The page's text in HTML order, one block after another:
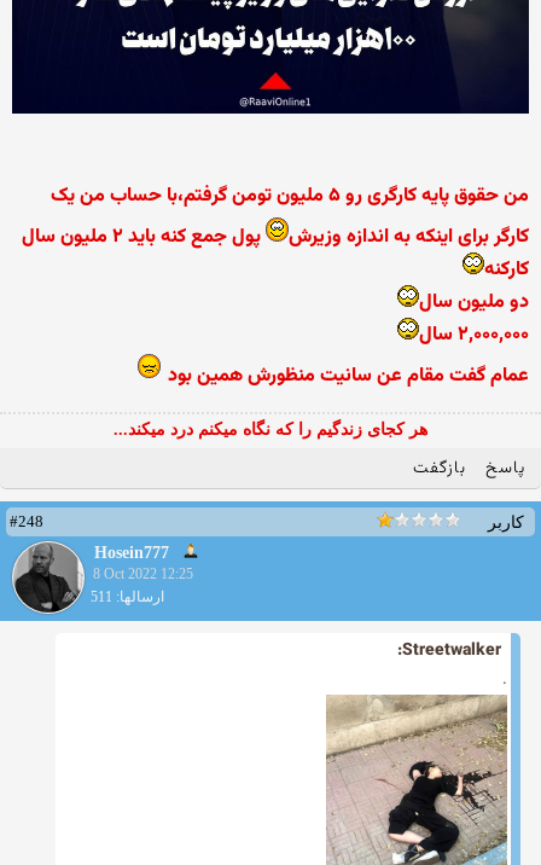
من حقوق پایه کارگری رو ۵ ملیون تومن گرفتم،با حساب من یک
کارگر برای اینکه به اندازه وزیرش
پول جمع کنه باید ۲ ملیون سال
کارکنه
دو ملیون سال
۲,۰۰۰,۰۰۰ سال
عمام گفت مقام عن سانیت منظورش همین بود
هر کجای زندگیم را که نگاه میکنم درد میکند...
پاسخ بازگفت
کاربر
#248
Hosein777
8 Oct 2022 12:25
ارسالها: 511
Streetwalker:
.